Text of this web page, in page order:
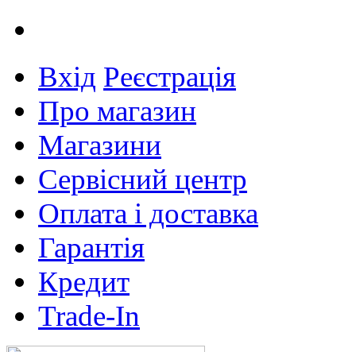
Вхід Реєстрація
Про магазин
Магазини
Сервісний центр
Оплата і доставка
Гарантія
Кредит
Trade-In